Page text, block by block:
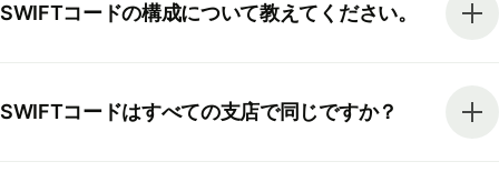
SWIFTコードの構成について教えてください。
SWIFTコードはすべての支店で同じですか？